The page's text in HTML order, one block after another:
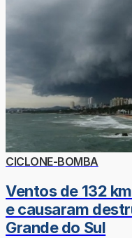
CICLONE-BOMBA
Ventos de 132
e causaram
Grande do Sul